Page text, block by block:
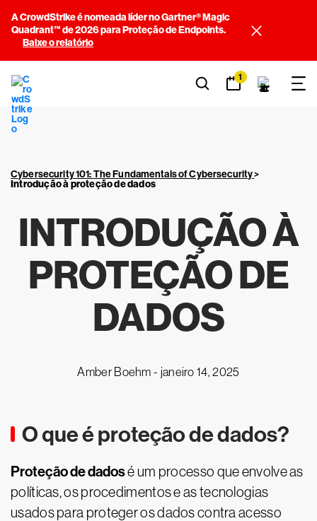
A CrowdStrike é nomeada líder no Gartner® Magic
Quadrant™ de 2026 para Proteção de Endpoints.
Baixe o relatório
1
Cybersecurity 101: The Fundamentals of Cybersecurity>
Introdução à proteção de dados
INTRODUÇÃO À
PROTEÇÃO DE
DADOS
Amber Boehm - janeiro 14, 2025
O que é proteção de dados?
Proteção de dadosé um processo que envolve as
políticas, os procedimentos e as tecnologias
usados para proteger os dados contra acesso